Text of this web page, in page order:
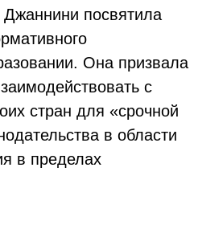
посвятила
Она призвала
с
стран для «срочной
в области
в пределах